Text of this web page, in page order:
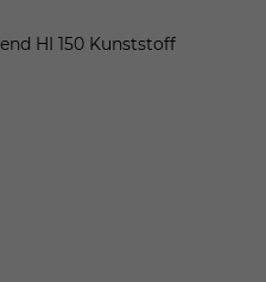
HI 150 Kunststoff
speichert Ihre Consent-
ID, für die historische